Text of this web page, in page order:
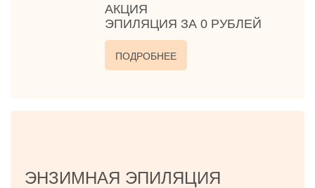
АКЦИЯ
ЭПИЛЯЦИЯ ЗА 0 РУБЛЕЙ
ПОДРОБНЕЕ
ЭНЗИМНАЯ ЭПИЛЯЦИЯ